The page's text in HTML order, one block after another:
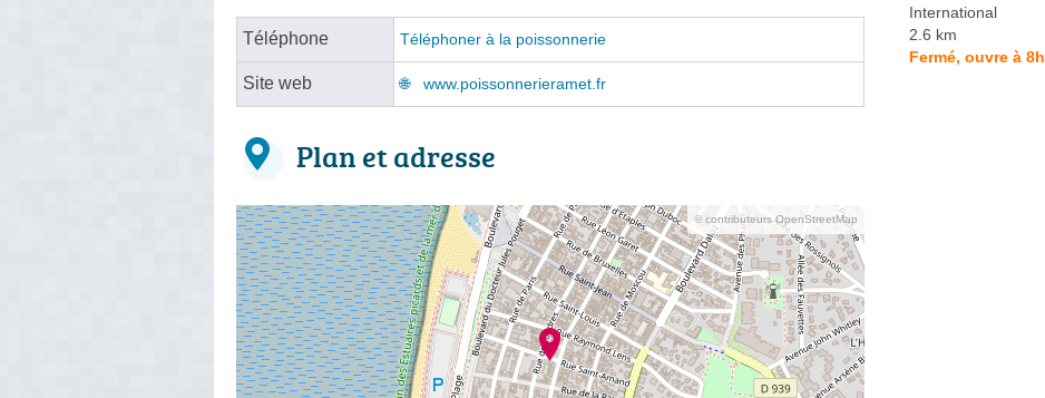
Téléphone Téléphoner à la poissonnerie
Site web www.poissonnerieramet.fr
Plan et adresse
© contributeurs OpenStreetMap
International
2.6 km
Fermé, ouvre à 8h